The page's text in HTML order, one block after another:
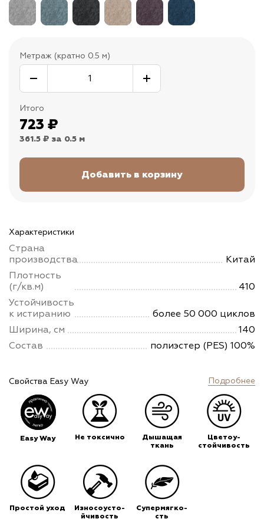
Метраж (кратно 0.5 м)
Итого
723 ₽
361.5 ₽ за 0.5 м
Характеристики
Страна
производства
Китай
Плотность
(г/кв.м)
410
Устойчивость
к истиранию
более 50 000 циклов
Ширина, см
140
Состав
полиэстер (PES) 100%
Свойства Easy Way Подробнее
Easy Way Не токсично
Дышащая
ткань
Цветоу-
стойчивость
Простой уход
Износоусто-
йчивость
Супермягко-
сть